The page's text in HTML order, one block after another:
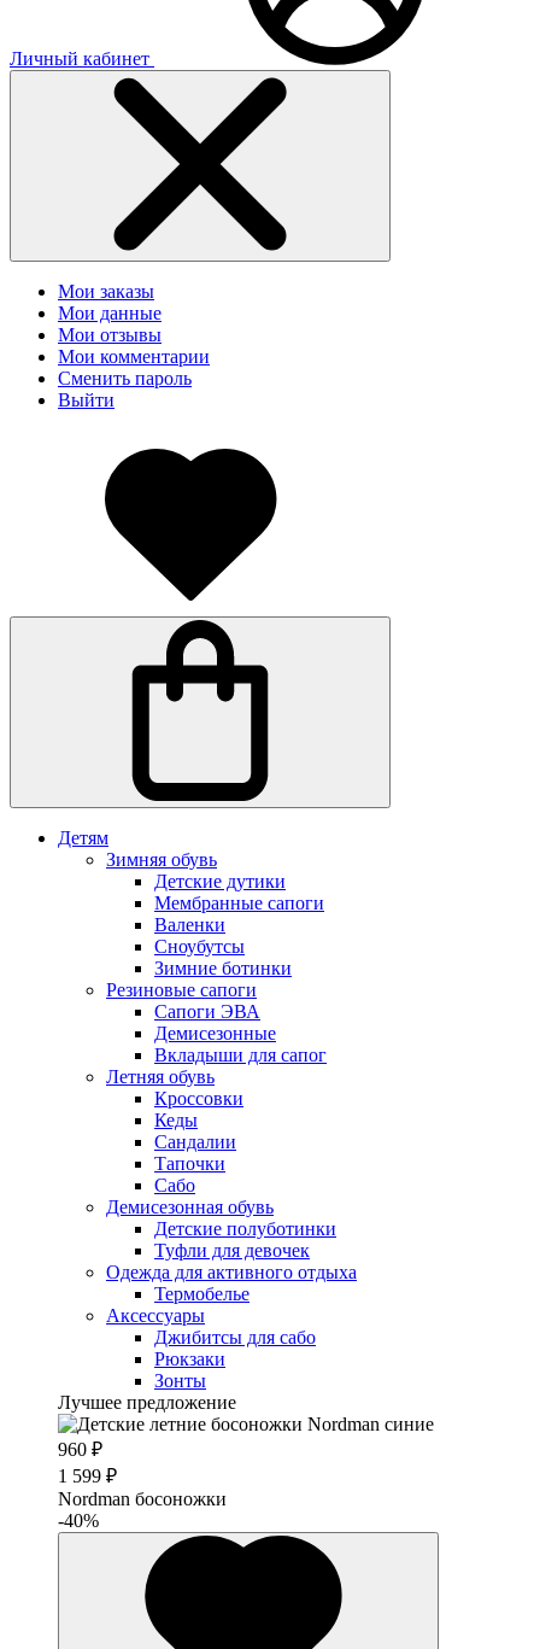
Личный кабинет
Мои заказы
Мои данные
Мои отзывы
Мои комментарии
Сменить пароль
Выйти
Детям
Зимняя обувь
Детские дутики
Мембранные сапоги
Валенки
Сноубутсы
Зимние ботинки
Резиновые сапоги
Сапоги ЭВА
Демисезонные
Вкладыши для сапог
Летняя обувь
Кроссовки
Кеды
Сандалии
Тапочки
Сабо
Демисезонная обувь
Детские полуботинки
Туфли для девочек
Одежда для активного отдыха
Термобелье
Аксессуары
Джибитсы для сабо
Рюкзаки
Зонты
Лучшее предложение
960 ₽
1 599 ₽
Nordman босоножки
-40%